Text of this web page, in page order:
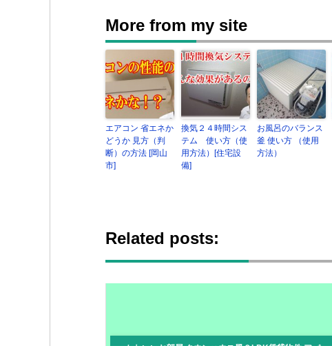
More from my site
エアコン 省エネか
どうか 見方（判
断）の方法 [岡山
市]
換気２４時間シス
テム 使い方（使
用方法）[住宅設
備]
お風呂のバランス
釜 使い方 （使用
方法）
Related posts: